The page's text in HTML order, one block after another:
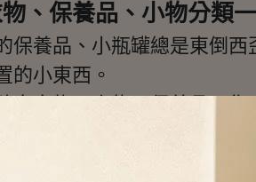
、保養品、小物分類
養品、小瓶罐總是東倒
的小東西。
衣物、小物、保養品」
，讓你不用整盒搬起來，